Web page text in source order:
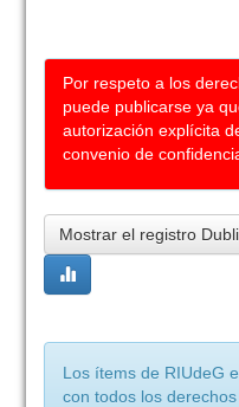
Por respeto a los
puede publicarse ya
autorización explícita
convenio de
Mostrar el registro
Los ítems de RIUdeG
con todos los